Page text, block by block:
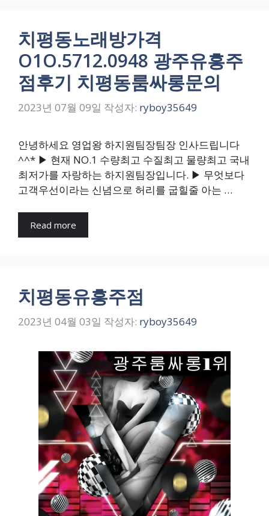
치평동노래방가격
O1O.5712.0948 광주유흥주
점후기 치평동룸싸롱문의
2023년 07월 09일 작성자: ryboy35649
안녕하세요 영업왕 하지원팀장팀장 인사드립니다
^^* ▶ 현재 NO.1 수량최고 수질최고 물량최고 국내
최저가를 자랑하는 하지원팀장입니다. ▶ 무엇보다
고객우선이라는 신념으로 허리를 굽힐줄 아는 …
Read more
치평동유흥주점
2023년 04월 03일 작성자: ryboy35649